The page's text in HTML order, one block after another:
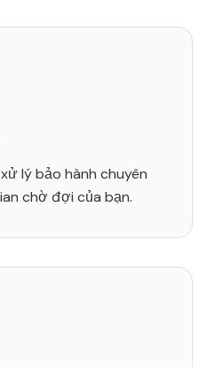
lý bảo hành chuyên
chờ đợi của bạn.